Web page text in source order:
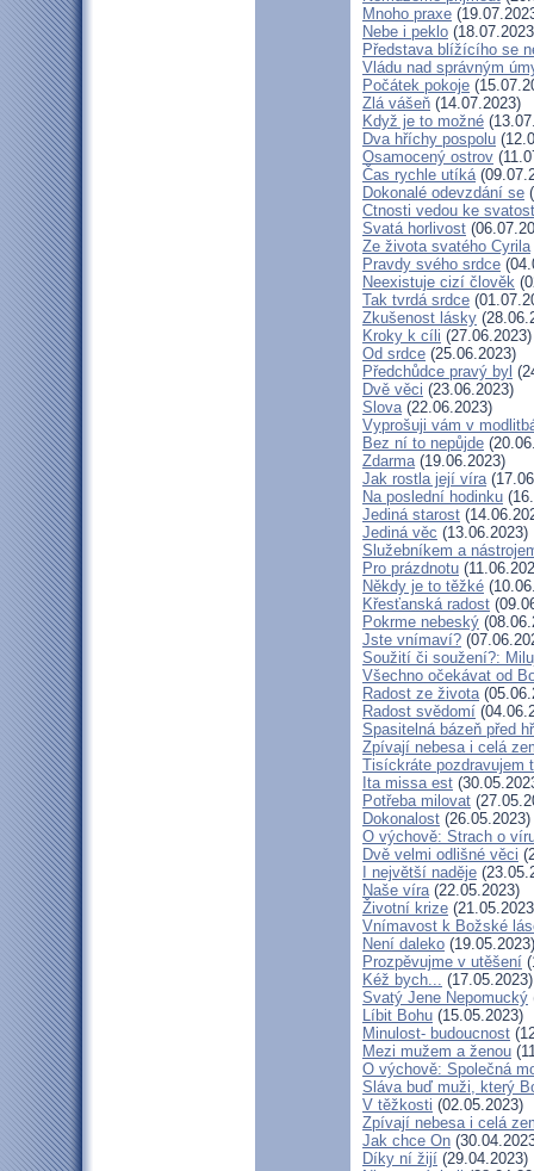
Mnoho praxe
Nebe i peklo
Představa blížícího se
Vládu nad správným
Počátek pokoje
Zlá vášeň (14.07.2023)
Když je to možné
Dva hříchy pospolu
Osamocený ostrov
Čas rychle utíká
Dokonalé odevzdání se
Ctnosti vedou ke
Svatá horlivost
Ze života svatého Cyrila
Pravdy svého srdce
Neexistuje cizí člověk
Tak tvrdá srdce
Zkušenost lásky
Kroky k cíli (27.06.2023)
Od srdce (25.06.2023)
Předchůdce pravý byl
Dvě věci (23.06.2023)
Slova(22.06.2023)
Vyprošuji vám v
Bez ní to nepůjde
Zdarma(19.06.2023)
Jak rostla její víra
Na poslední hodinku
Jediná starost
Jediná věc (13.06.2023)
Služebníkem a
Pro prázdnotu
Někdy je to těžké
Křesťanská radost
Pokrme nebeský
Jste vnímaví?
Soužití či soužení?:
Všechno očekávat od
Radost ze života
Radost svědomí
Spasitelná bázeň před
Zpívají nebesa i celá
Tisíckráte pozdravujem
Ita missa est
Potřeba milovat
Dokonalost (26.05.2023)
O výchově: Strach o
Dvě velmi odlišné věci
I největší naděje
Naše víra(22.05.2023)
Životní krize
Vnímavost k Božské
Není daleko (19.05.2023)
Prozpěvujme v utěšení
Kéž bych... (17.05.2023)
Svatý Jene Nepomucký
Líbit Bohu (15.05.2023)
Minulost- budoucnost
Mezi mužem a ženou
O výchově: Společná
Sláva buď muži, který
V těžkosti (02.05.2023)
Zpívají nebesa i celá
Jak chce On
Díky ní žijí (29.04.2023)